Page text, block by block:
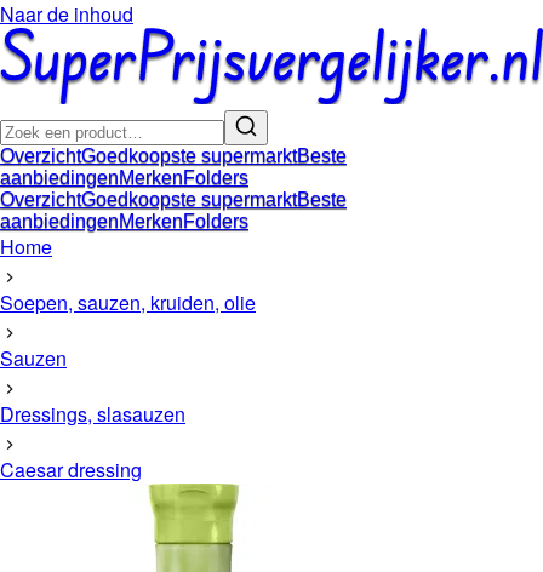
Naar de inhoud
OverzichtGoedkoopste supermarktBeste
aanbiedingenMerkenFolders
OverzichtGoedkoopste supermarktBeste
aanbiedingenMerkenFolders
Home
Soepen, sauzen, kruiden, olie
Sauzen
Dressings, slasauzen
Caesar dressing